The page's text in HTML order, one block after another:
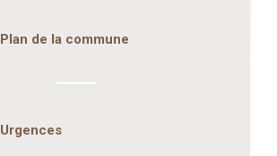
Plan de la commune
Urgences